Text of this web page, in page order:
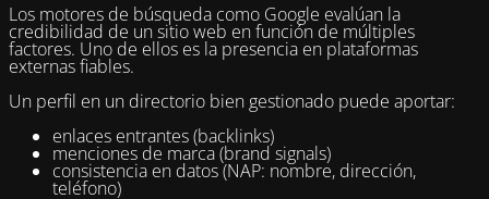
Los motores de búsqueda como Google evalúan la
credibilidad de un sitio web en función de múltiples
factores. Uno de ellos es la presencia en plataformas
externas fiables.
Un perfil en un directorio bien gestionado puede aportar:
enlaces entrantes (backlinks)
menciones de marca (brand signals)
consistencia en datos (NAP: nombre, dirección,
teléfono)